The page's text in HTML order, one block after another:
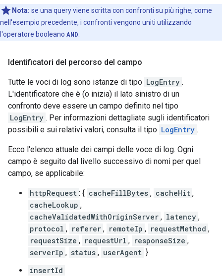
Nota: se una query viene scritta con confronti su più righe, come
nell'esempio precedente, i confronti vengono uniti utilizzando
l'operatore booleano AND
Identificatori del percorso del campo
Tutte le voci di log sono istanze di tipo LogEntry .
L'identificatore che è (o inizia) il lato sinistro di un
confronto deve essere un campo definito nel tipo
LogEntry . Per informazioni dettagliate sugli identificatori
possibili e sui relativi valori, consulta il tipo LogEntry .
Ecco l'elenco attuale dei campi delle voce di log. Ogni
campo è seguito dal livello successivo di nomi per quel
campo, se applicabile:
httpRequest : { cacheFillBytes , cacheHit ,
cacheLookup ,
cacheValidatedWithOriginServer , latency ,
protocol , referer , remoteIp , requestMethod ,
requestSize , requestUrl , responseSize ,
serverIp , status , userAgent }
insertId